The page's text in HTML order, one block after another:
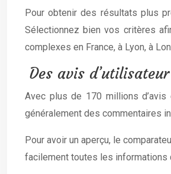
Pour obtenir des résultats plus
Sélectionnez bien vos critères
complexes en France, à Lyon, à
Des avis
Avec plus de 170 millions
généralement des commentaires
Pour avoir un aperçu, le
facilement toutes les informations